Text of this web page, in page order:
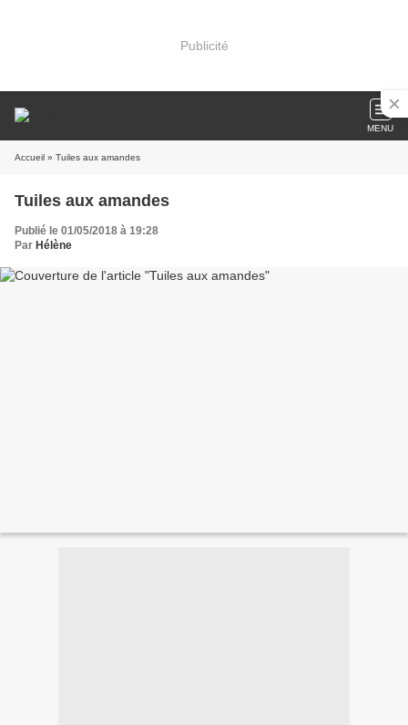
Publicité
MENU
Accueil » Tuiles aux amandes
Tuiles aux amandes
Publié le 01/05/2018 à 19:28
Par Hélène